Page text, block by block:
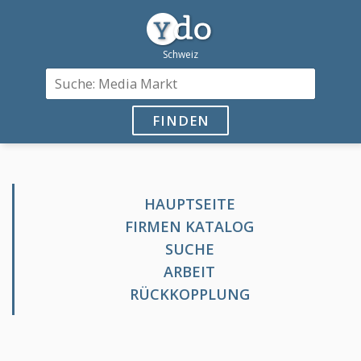
FINDEN
HAUPTSEITE
FIRMEN KATALOG
SUCHE
ARBEIT
RÜCKKOPPLUNG